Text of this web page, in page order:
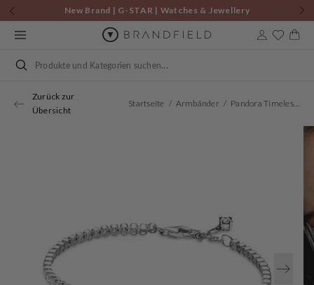
Zum
Inhalt
springen
New Brand | G-STAR | Watches & Jewellery
Suchen
Zurück zur
Übersicht
Startseite Armbänder Pandora Timeless Damen Armband Silber 599416C01-16